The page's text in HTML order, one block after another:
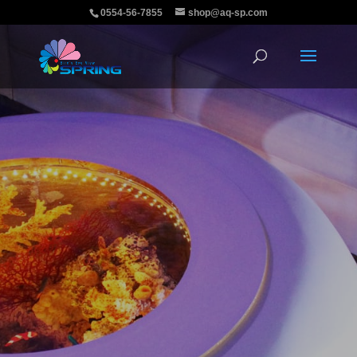
0554-56-7855 shop@aq-sp.com